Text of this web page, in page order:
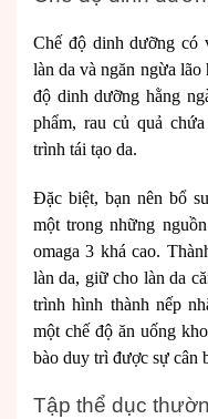
Chế độ dinh dưỡng có
làn da và ngăn ngừa lão
độ dinh dưỡng hằng
phẩm, rau củ quả
trình tái tạo da.
Đặc biệt, bạn nên bổ
một trong những
omaga 3 khá cao.
làn da, giữ cho làn da
trình hình thành nếp
một chế độ ăn uống
bào duy trì được sự cân
Tập thể dục